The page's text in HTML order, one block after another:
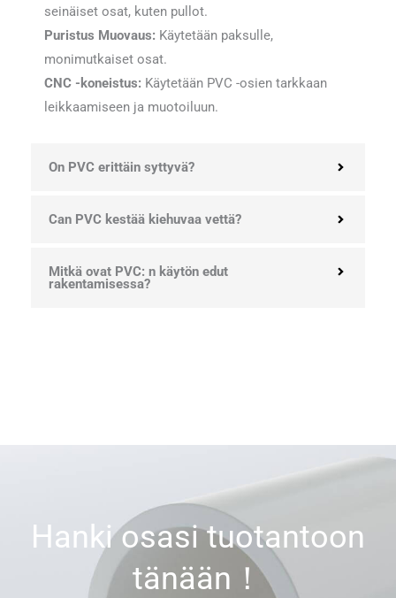
seinäiset osat, kuten pullot.
Puristus Muovaus: Käytetään paksulle,
monimutkaiset osat.
CNC -koneistus: Käytetään PVC -osien tarkkaan
leikkaamiseen ja muotoiluun.
On PVC erittäin syttyvä?
Can PVC kestää kiehuvaa vettä?
Mitkä ovat PVC: n käytön edut
rakentamisessa?
Hanki osasi tuotantoon
tänään！